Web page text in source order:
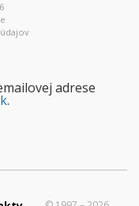
adrese
.